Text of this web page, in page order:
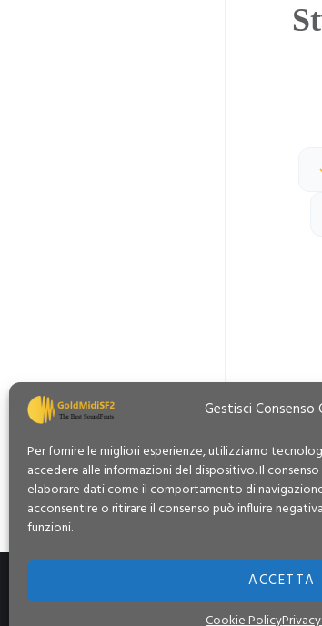
Gestisci Consenso
Per fornire le migliori esperienze, utilizziamo
accedere alle informazioni del dispositivo. Il
elaborare dati come il comportamento di
acconsentire o ritirare il consenso può influire
funzioni.
ACCETTA
Cookie Policy
Contatti Privacy
GoldMidiSF2.com © 2026